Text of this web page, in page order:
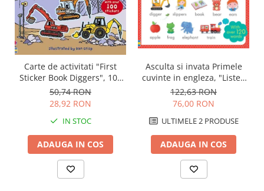
Carte de activitati "First
Sticker Book Diggers", 100
stickers, Usborne
50,74 RON
28,92 RON
IN STOC
ADAUGA IN COS
Asculta si invata Primele
cuvinte in engleza, "Listen
and Learn First English
Words", Usborne
122,63 RON
76,00 RON
ULTIMELE 2 PRODUSE
ADAUGA IN COS